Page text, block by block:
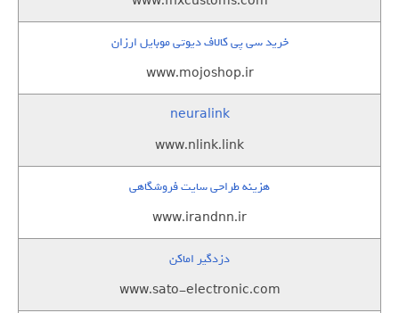
خرید سی پی کالاف دیوتی موبایل ارزان
www.mojoshop.ir
neuralink
www.nlink.link
هزینه طراحی سایت فروشگاهی
www.irandnn.ir
دزدگیر اماکن
www.sato-electronic.com